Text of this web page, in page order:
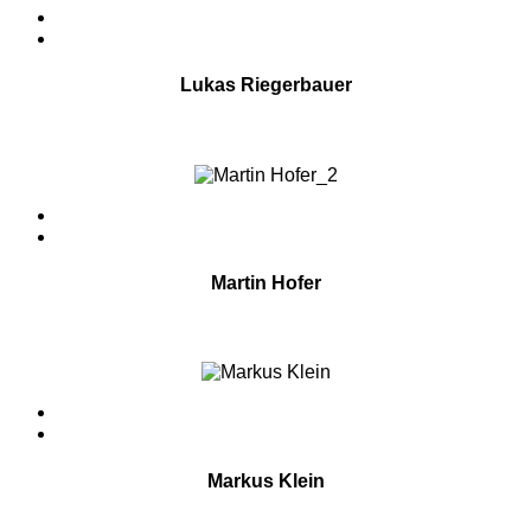
Lukas Riegerbauer
Martin Hofer
Markus Klein